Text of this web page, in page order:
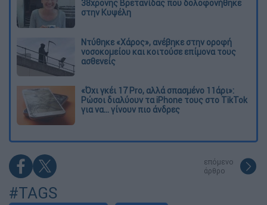
38χρονης Βρετανίδας που δολοφονήθηκε
στην Κυψέλη
Ντύθηκε «Χάρος», ανέβηκε στην οροφή
νοσοκομείου και κοιτούσε επίμονα τους
ασθενείς
«Όχι γκέι 17 Pro, αλλά σπασμένο 11άρι»:
Ρώσοι διαλύουν τα iPhone τους στο TikTok
για να... γίνουν πιο άνδρες
επόμενο
άρθρο
#TAGS